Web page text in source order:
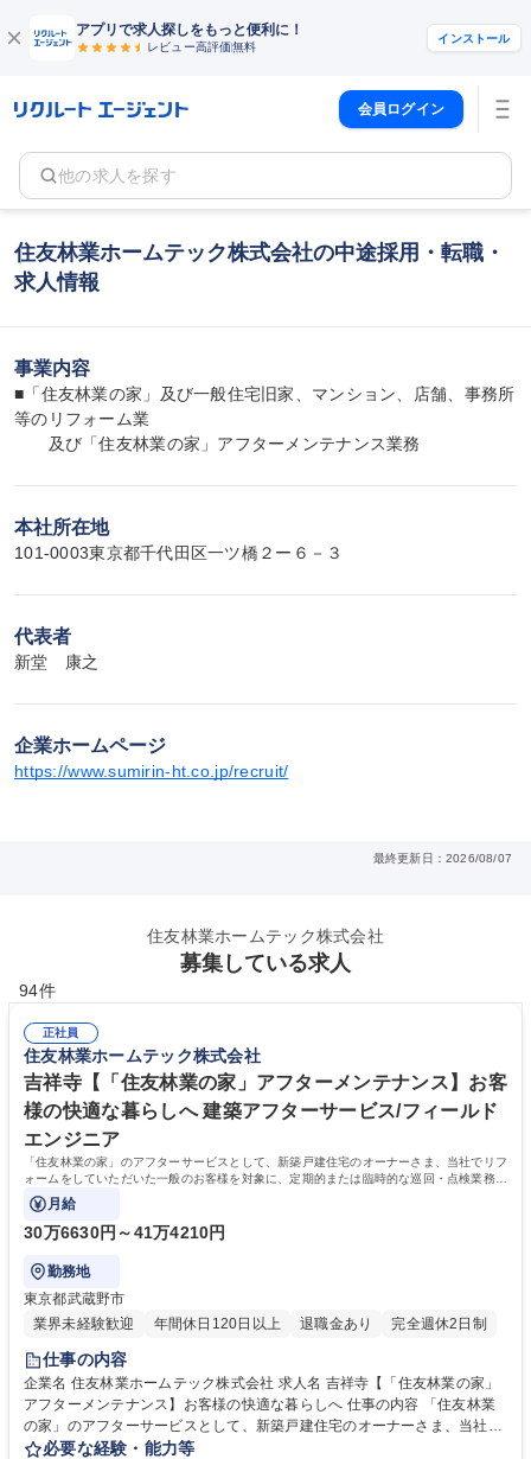
アプリで求人探しをもっと便利に！
レビュー高評価無料
インストール
会員ログイン
他の求人を探す
住友林業ホームテック株式会社の中途採用・転職・
求人情報
事業内容
■「住友林業の家」及び一般住宅旧家、マンション、店舗、事務所
等のリフォーム業
及び「住友林業の家」アフターメンテナンス業務
本社所在地
101-0003東京都千代田区一ツ橋２ー６－３
代表者
新堂　康之
企業ホームページ
https://www.sumirin-ht.co.jp/recruit/
最終更新日：2026/08/07
住友林業ホームテック株式会社
募集している求人
94件
正社員
住友林業ホームテック株式会社
吉祥寺【「住友林業の家」アフターメンテナンス】お客
様の快適な暮らしへ 建築アフターサービス/フィールド
エンジニア
「住友林業の家」のアフターサービスとして、新築戸建住宅のオーナーさま、当社でリフ
ォームをしていただいた一般のお客様を対象に、定期的または臨時的な巡回・点検業務を
担当していただきます。
月給
30万6630円～41万4210円
勤務地
東京都武蔵野市
業界未経験歓迎
年間休日120日以上 退職金あり 完全週休2日制
仕事の内容
企業名 住友林業ホームテック株式会社 求人名 吉祥寺【「住友林業の家」
アフターメンテナンス】お客様の快適な暮らしへ 仕事の内容 「住友林業
の家」のアフターサービスとして、新築戸建住宅のオーナーさま、当社で
リフォームをしていただいた一般のお客様を対象に、定期的または臨時的
必要な経験・能力等